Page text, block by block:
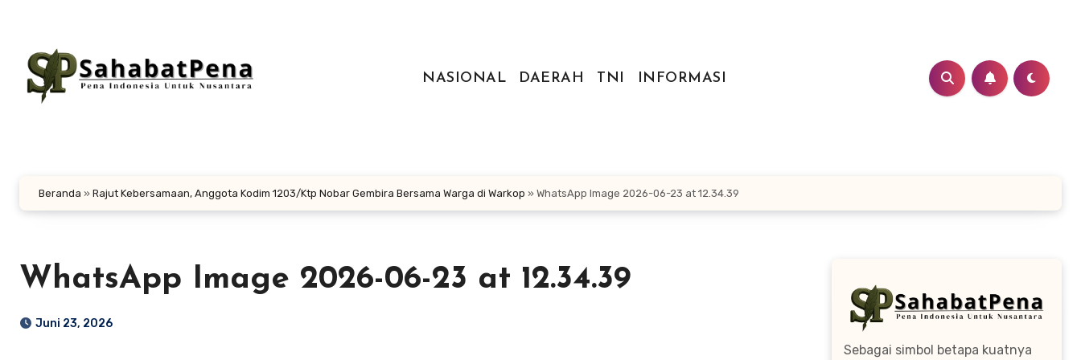
konten
NASIONAL
DAERAH TNI INFORMASI
Beranda » Rajut Kebersamaan, Anggota Kodim 1203/Ktp Nobar Gembira Bersama Warga di Warkop » WhatsApp Image 2026-06-23 at 12.34.39
WhatsApp Image 2026-06-23 at 12.34.39
Juni 23, 2026
Sebagai simbol betapa kuatnya